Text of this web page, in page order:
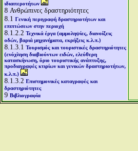
ιδιαιτεροτήτων
8 Ανθρώπινες δραστηριότητες
8.1 Γενική περιγραφή δραστηριοτήτων και
επιπτώσεων στην περιοχή
8.1.2.2 Τεχνικά έργα (αμμοληψίες, διανοίξεις
οδών, βαριά μηχανήματα, εκρήξεις κ.λ.π.)
8.1.3.1 Τουρισμός και τουριστικές δραστηριότητες
(ενόχληση διαβιούντων ειδών, ελεύθερη
κατασκήνωση, όριο τουριστικής ανάπτυξης,
προδιαγραφές κτιρίων και γενικών δραστηριοτήτων,
κ.λ.π.)
8.1.3.2 Επιστημονικές καταγραφές και
δραστηριότητες
9 Βιβλιογραφία